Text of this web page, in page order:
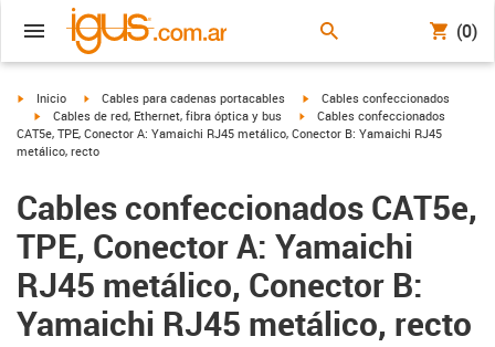
(0)
igus-icon-arrow-right
Inicio igus-icon-arrow-right
Cables para cadenas portacables igus-icon-arrow-right
Cables confeccionados
igus-icon-arrow-right
Cables de red, Ethernet, fibra óptica y bus igus-icon-arrow-right
Cables confeccionados
CAT5e, TPE, Conector A: Yamaichi RJ45 metálico, Conector B: Yamaichi RJ45
metálico, recto
Cables confeccionados CAT5e,
TPE, Conector A: Yamaichi
RJ45 metálico, Conector B:
Yamaichi RJ45 metálico, recto